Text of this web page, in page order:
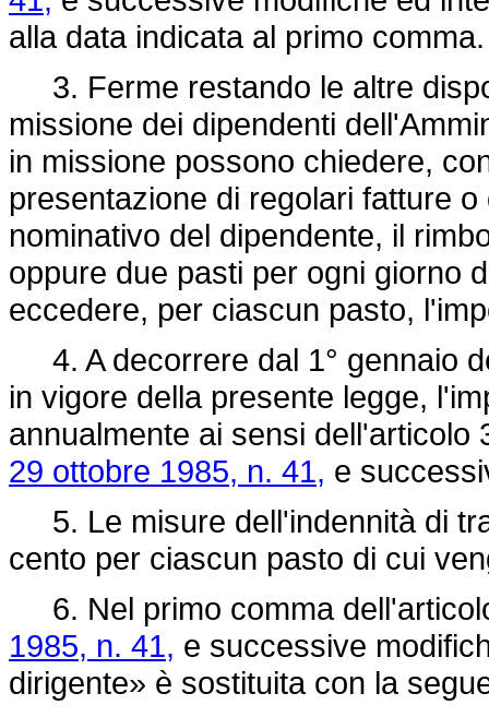
alla data indicata al primo comma.
3. Ferme restando le altre
missione dei dipendenti
in missione possono chiedere,
presentazione di regolari fatture
nominativo del dipendente, il
oppure due pasti per ogni giorno
eccedere, per ciascun pasto,
4. A decorrere dal 1° gennaio
in vigore della presente legge,
annualmente ai sensi
29 ottobre 1985, n. 41, e
5. Le misure dell'indennità di
cento per ciascun pasto di cui
6. Nel primo comma
1985, n. 41, e successive
dirigente» è sostituita con la